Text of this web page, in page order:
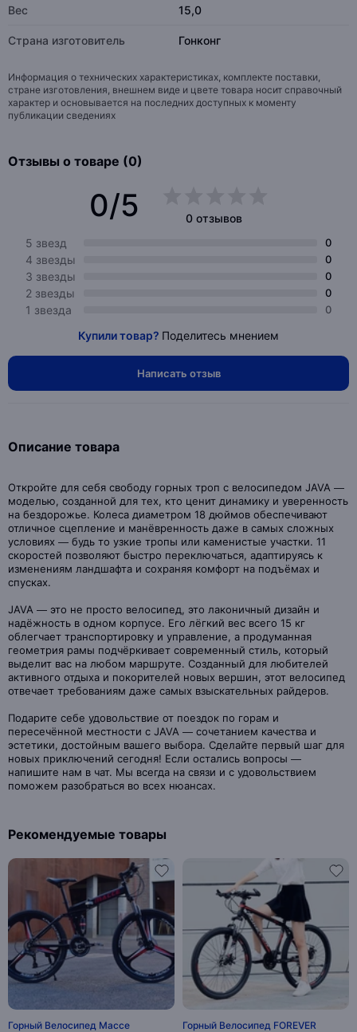
Вес 15,0
Страна изготовитель Гонконг
Информация о технических характеристиках, комплекте поставки,
стране изготовления, внешнем виде и цвете товара носит справочный
характер и основывается на последних доступных к моменту
публикации сведениях
Отзывы о товаре (0)
0/5
0 отзывов
5 звезд
0
4 звезды 0
3 звезды 0
2 звезды 0
1 звезда 0
Купили товар? Поделитесь мнением
Написать отзыв
Описание товара
Откройте для себя свободу горных троп с велосипедoм JAVA —
моделью, созданной для тех, кто ценит динамику и уверенность
на бездорожье. Колеса диаметром 18 дюймов обеспечивают
отличное сцепление и манёвренность даже в самых сложных
условиях — будь то узкие тропы или каменистые участки. 11
скоростей позволяют быстро переключаться, адаптируясь к
изменениям ландшафта и сохраняя комфорт на подъёмах и
спусках.
JAVA — это не просто велосипед, это лаконичный дизайн и
надёжность в одном корпусе. Его лёгкий вес всего 15 кг
облегчает транспортировку и управление, а продуманная
геометрия рамы подчёркивает современный стиль, который
выделит вас на любом маршруте. Созданный для любителей
активного отдыха и покорителей новых вершин, этот велосипед
отвечаeт требованиям даже самых взыскательных райдеров.
Подарите себе удовольствие от поездок по горам и
пересечённой местности с JAVA — сочетанием качества и
эстетики, достойным вашего выбора. Сделайте первый шаг для
новых приключений сегодня! Если остались вопросы —
напишите нам в чат. Мы всегда на связи и с удовольствием
поможем разобраться во всех нюансах.
Рекомендуемые товары
Горный Велосипед Macce Горный Велосипед FOREVER